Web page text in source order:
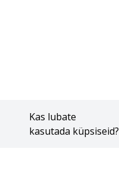
Kas lubate
kasutada küpsiseid?